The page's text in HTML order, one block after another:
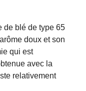
de blé de type 65
doux et son
qui est
avec la
relativement